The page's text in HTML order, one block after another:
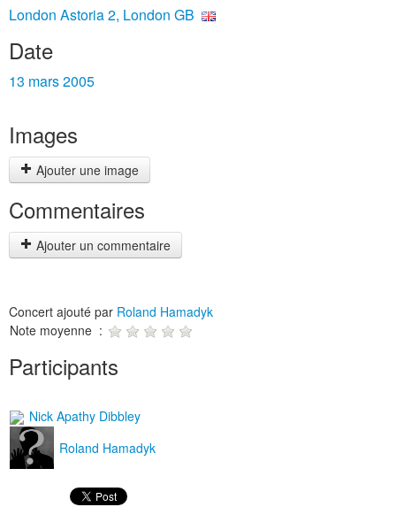
London Astoria 2, London GB
Date
13 mars 2005
Images
Ajouter une image
Commentaires
Ajouter un commentaire
Concert ajouté par Roland Hamadyk
Note moyenne :
Participants
Nick Apathy Dibbley
Roland Hamadyk